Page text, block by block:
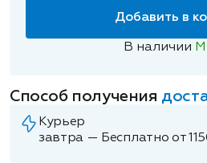
Добавить в
В наличии
Способ получения
Курьер
завтра — Бесплатно от